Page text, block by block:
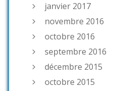
janvier 2017
novembre 2016
octobre 2016
septembre 2016
décembre 2015
octobre 2015